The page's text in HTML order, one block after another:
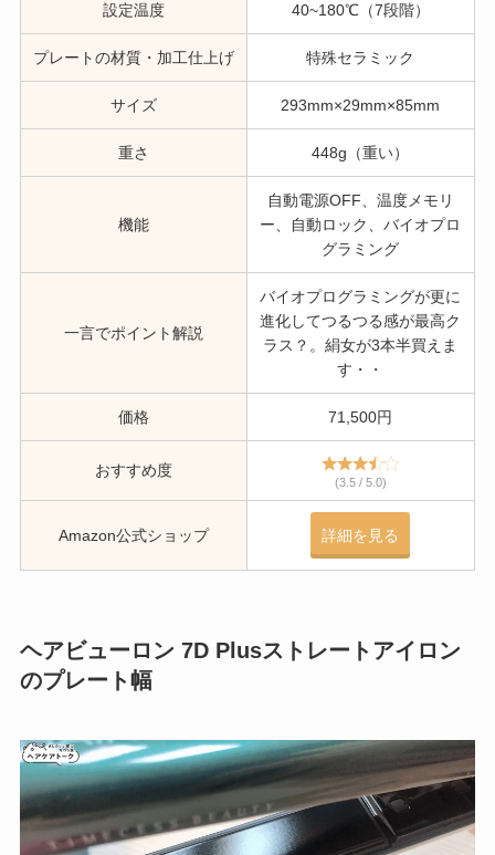
設定温度 40~180℃（7段階）
プレートの材質・加工仕上げ 特殊セラミック
サイズ 293mm×29mm×85mm
重さ 448g（重い）
機能
自動電源OFF、温度メモリ
ー、自動ロック、バイオプロ
グラミング
一言でポイント解説
バイオプログラミングが更に
進化してつるつる感が最高ク
ラス？。絹女が3本半買えま
す・・
価格 71,500円
おすすめ度
(3.5 / 5.0)
Amazon公式ショップ 詳細を見る
ヘアビューロン 7D Plusストレートアイロン
のプレート幅